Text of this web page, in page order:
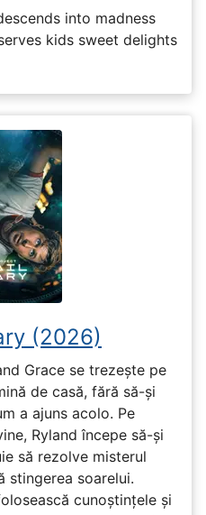
into madness
kids sweet delights
(2026)
Grace se trezește pe
de casă, fără să-și
a ajuns acolo. Pe
Ryland începe să-și
să rezolve misterul
stingerea soarelui.
cunoștințele și